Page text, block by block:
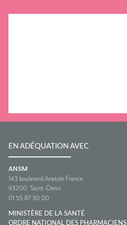
EN ADÉQUATION AVEC
ANSM
143 boulevard Anatole France
93200 Saint-Denis
01 55 87 30 00
MINISTÈRE DE LA SANTÉ
ORDRE NATIONAL DES PHARMACIENS